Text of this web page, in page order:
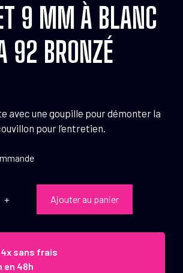
9 MM À BLANC
92 BRONZÉ
avec une goupille pour démonter la
pour l’entretien.
quantité
Pistolet
9
mm
Ajouter au panier
sans frais
en 48h